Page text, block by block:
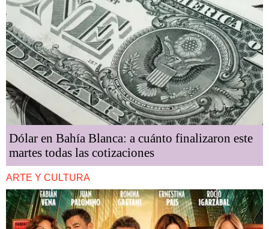
Dólar en Bahía Blanca: a cuánto finalizaron este
martes todas las cotizaciones
ARTE Y CULTURA